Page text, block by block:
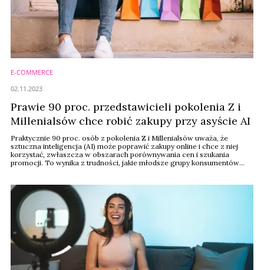
E-COMMERCE
Prawie 90 proc. przedstawicieli pokolenia Z i
Millenialsów chce robić zakupy przy asyście AI
Praktycznie 90 proc. osób z pokolenia Z i Millenialsów uważa, że
sztuczna inteligencja (AI) może poprawić zakupy online i chce z niej
korzystać, zwłaszcza w obszarach porównywania cen i szukania
promocji. To wynika z trudności, jakie młodsze grupy konsumentów
mogą być wprowadzane we ...
02.11.2023